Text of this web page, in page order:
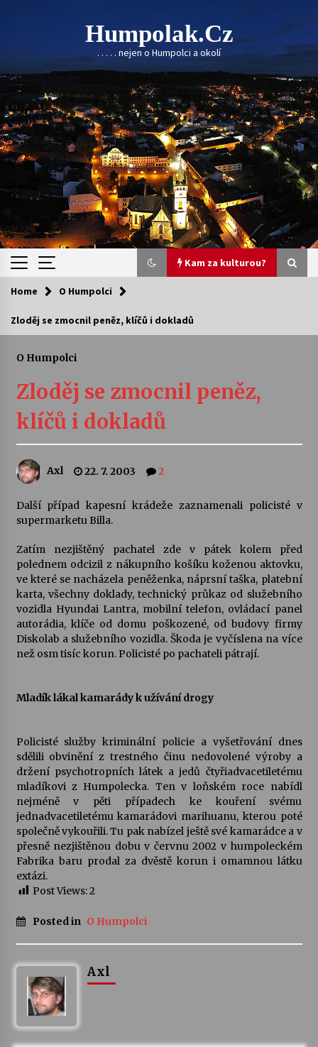
Skip
to
content
Humpolak.cz
. . . . . nejen o Humpolci a okolí
Kam za kulturou?
Kam za kulturou?
Vernisáž výstavy Josefíny Duškové: Stávám se
kapkou
Veselí muzikanti
šedesátka: 28. 7.–1. 8. 2026
28. 7. 2026
Letní koncerty ve Stromovce: Kolchoz a
Jenakaši
28. 7. 2026
22. 7. 2026
Vysočinka
17. 7. 2026
Ozvěny prázdnin
Za kulturou kousek za Humpolec. V Želivě ožije
Home O Humpolci
Zloděj se zmocnil peněz, klíčů i dokladů
O Humpolci
Zloděj se zmocnil peněz,
klíčů i dokladů
Axl 22. 7. 2003 2
Další případ kapesní krádeže zaznamenali policisté v
supermarketu Billa.
Zatím nezjištěný pachatel zde v pátek kolem před
polednem odcizil z nákupního košíku koženou aktovku,
ve které se nacházela peněženka, náprsní taška, platební
karta, všechny doklady, technický průkaz od služebního
vozidla Hyundai Lantra, mobilní telefon, ovládací panel
autorádia, klíče od domu poškozené, od budovy firmy
Diskolab a služebního vozidla. Škoda je vyčíslena na více
než osm tisíc korun. Policisté po pachateli pátrají.
Mladík lákal kamarády k užívání drogy
Policisté služby kriminální policie a vyšetřování dnes
sdělili obvinění z trestného činu nedovolené výroby a
držení psychotropních látek a jedů čtyřiadvacetiletému
mladíkovi z Humpolecka. Ten v loňském roce nabídl
nejméně v pěti případech ke kouření svému
jednadvacetiletému kamarádovi marihuanu, kterou poté
společně vykouřili. Tu pak nabízel ještě své kamarádce a v
přesně nezjištěnou dobu v červnu 2002 v humpoleckém
Fabrika baru prodal za dvěstě korun i omamnou látku
extázi.
Post Views:2
Posted in O Humpolci
Axl